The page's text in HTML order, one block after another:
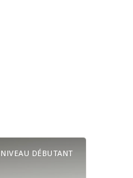
NIVEAU DÉBUTANT